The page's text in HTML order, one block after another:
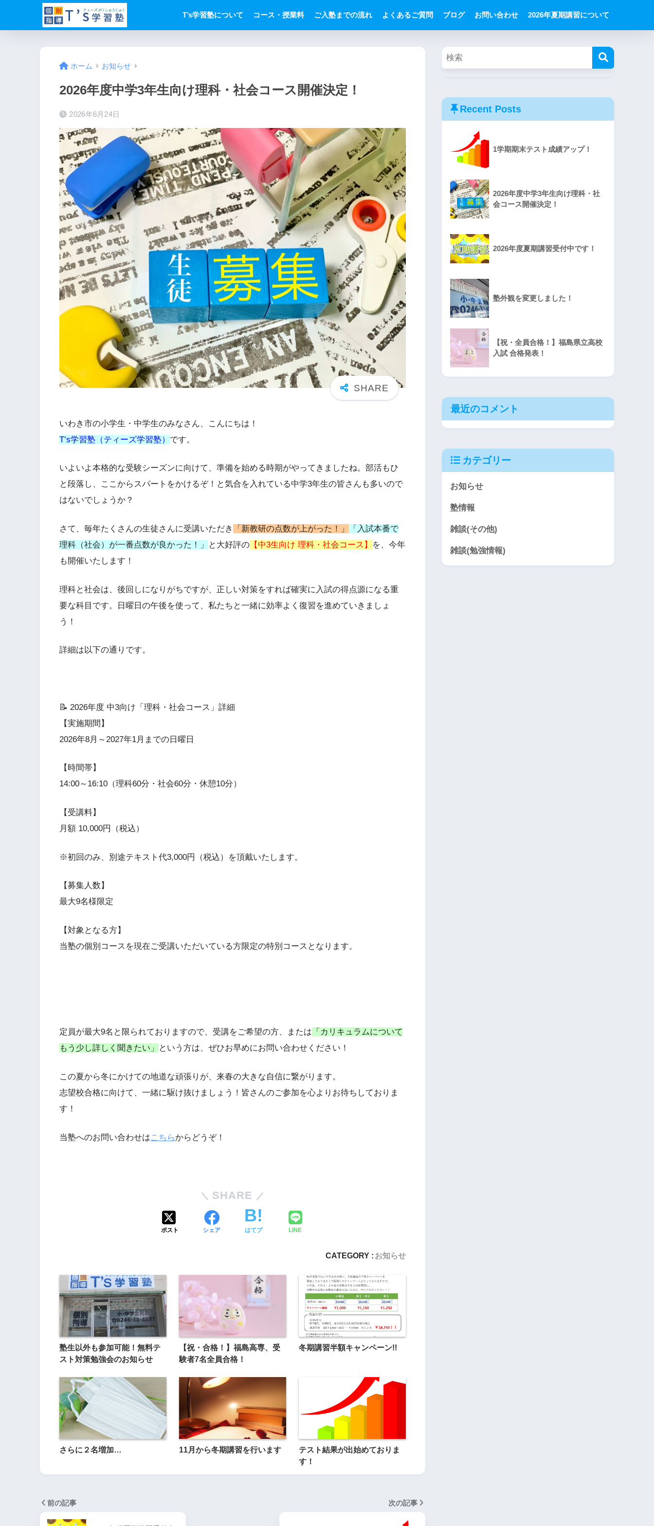
T’s学習塾について コース・授業料 ご入塾までの流れ よくあるご質問 ブログ お問い合わせ 2026年夏期講習について
ホーム お知らせ
2026年度中学3年生向け理科・社会コース開催決定！
2026年6月24日
いわき市の小学生・中学生のみなさん、こんにちは！
T’s学習塾（ティーズ学習塾） です。
いよいよ本格的な受験シーズンに向けて、準備を始める時期がやってきましたね。部活もひ
と段落し、ここからスパートをかけるぞ！と気合を入れている中学3年生の皆さんも多いので
はないでしょうか？
さて、毎年たくさんの生徒さんに受講いただき 「新教研の点数が上がった！」
「入試本番で
理科（社会）が一番点数が良かった！」
と大好評の 【中3生向け 理科・社会コース】
を、今年
も開催いたします！
理科と社会は、後回しになりがちですが、正しい対策をすれば確実に入試の得点源になる重
要な科目です。日曜日の午後を使って、私たちと一緒に効率よく復習を進めていきましょ
う！
詳細は以下の通りです。
📝 2026年度 中3向け「理科・社会コース」詳細
【実施期間】
2026年8月～2027年1月までの日曜日
【時間帯】
14:00～16:10（理科60分・社会60分・休憩10分）
【受講料】
月額 10,000円（税込）
※初回のみ、別途テキスト代3,000円（税込）を頂戴いたします。
【募集人数】
最大9名様限定
【対象となる方】
当塾の個別コースを現在ご受講いただいている方限定の特別コースとなります。
定員が最大9名と限られておりますので、受講をご希望の方、または 「カリキュラムについて
もう少し詳しく聞きたい」
という方は、ぜひお早めにお問い合わせください！
この夏から冬にかけての地道な頑張りが、来春の大きな自信に繋がります。
志望校合格に向けて、一緒に駆け抜けましょう！皆さんのご参加を心よりお待ちしておりま
す！
当塾へのお問い合わせはこちらからどうぞ！
SHARE
ポスト シェア はてブ LINE
CATEGORY : お知らせ
塾生以外も参加可能！無料テ
スト対策勉強会のお知らせ
【祝・合格！】福島高専、受
験者7名全員合格！
冬期講習半額キャンペーン!!
さらに２名増加… 11月から冬期講習を行います
テスト結果が出始めておりま
す！
前の記事 次の記事
Recent Posts
1学期期末テスト成績アップ！
2026年度中学3年生向け理科・社
会コース開催決定！
2026年度夏期講習受付中です！
塾外観を変更しました！
【祝・全員合格！】福島県立高校
入試 合格発表！
最近のコメント
カテゴリー
お知らせ
塾情報
雑談(その他)
雑談(勉強情報)